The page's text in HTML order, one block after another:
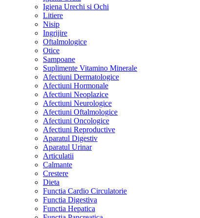
Igiena Urechi si Ochi
Litiere
Nisip
Ingrijire
Oftalmologice
Otice
Sampoane
Suplimente Vitamino Minerale
Afectiuni Dermatologice
Afectiuni Hormonale
Afectiuni Neoplazice
Afectiuni Neurologice
Afectiuni Oftalmologice
Afectiuni Oncologice
Afectiuni Reproductive
Aparatul Digestiv
Aparatul Urinar
Articulatii
Calmante
Crestere
Dieta
Functia Cardio Circulatorie
Functia Digestiva
Functia Hepatica